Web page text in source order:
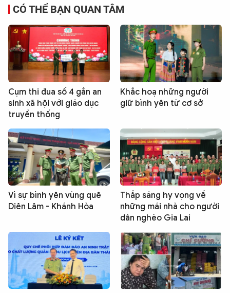
CÓ THỂ BẠN QUAN TÂM
Cụm thi đua số 4 gắn an
sinh xã hội với giáo dục
truyền thống
Khắc hoạ những người
giữ bình yên từ cơ sở
Vì sự bình yên vùng quê
Diên Lâm - Khánh Hòa
Thắp sáng hy vọng về
những mái nhà cho người
dân nghèo Gia Lai